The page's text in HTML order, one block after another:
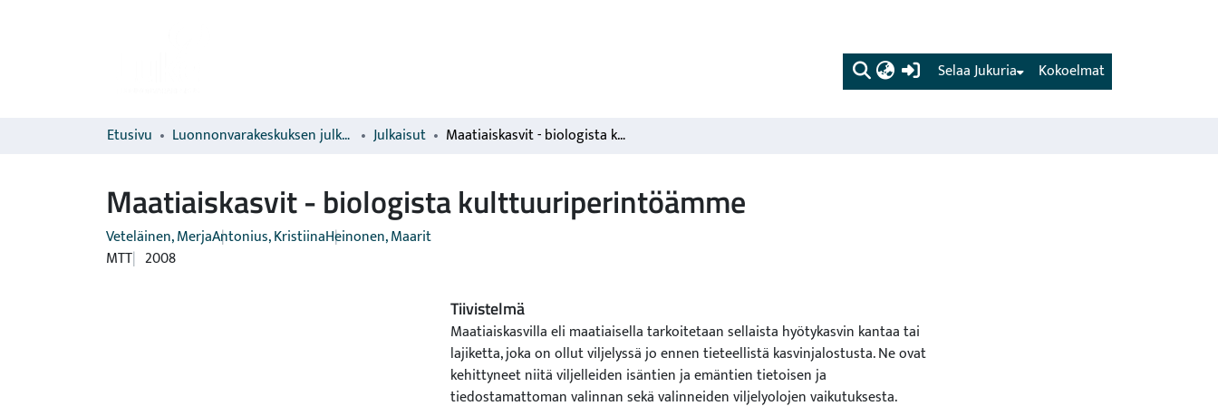
(current) Kokoelmat
Selaa Jukuria
Etusivu Luonnonvarakeskuksen julkaisut Julkaisut Maatiaiskasvit - biologista kulttuuriperintöämme
Maatiaiskasvit - biologista kulttuuriperintöämme
Veteläinen, MerjaAntonius, KristiinaHeinonen, Maarit
MTT 2008
Tiivistelmä
Maatiaiskasvilla eli maatiaisella tarkoitetaan sellaista hyötykasvin kantaa tai
lajiketta, joka on ollut viljelyssä jo ennen tieteellistä kasvinjalostusta. Ne ovat
kehittyneet niitä viljelleiden isäntien ja emäntien tietoisen ja
tiedostamattoman valinnan sekä valinneiden viljelyolojen vaikutuksesta.